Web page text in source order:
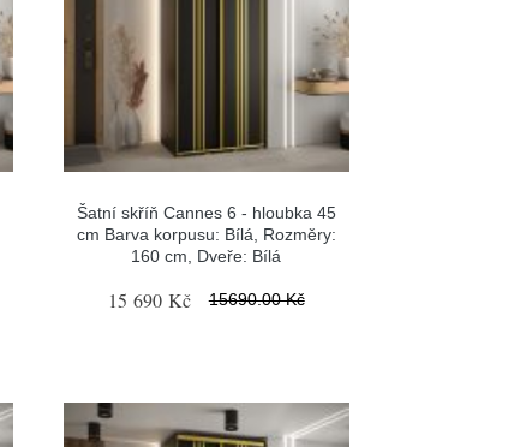
Šatní skříň Cannes 6 - hloubka 45
cm Barva korpusu: Bílá, Rozměry:
160 cm, Dveře: Bílá
15 690 Kč 15690.00 Kč